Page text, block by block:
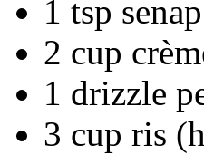
1 tsp senap
2 cup
1 drizzle
3 cup ris